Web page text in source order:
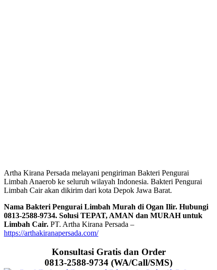
Artha Kirana Persada melayani pengiriman Bakteri Pengurai
Limbah Anaerob ke seluruh wilayah Indonesia. Bakteri Pengurai
Limbah Cair akan dikirim dari kota Depok Jawa Barat.
Nama Bakteri Pengurai Limbah Murah di Ogan Ilir. Hubungi
0813-2588-9734. Solusi TEPAT, AMAN dan MURAH untuk
Limbah Cair. PT. Artha Kirana Persada –
https://arthakiranapersada.com/
Konsultasi Gratis dan Order
0813-2588-9734 (WA/Call/SMS)